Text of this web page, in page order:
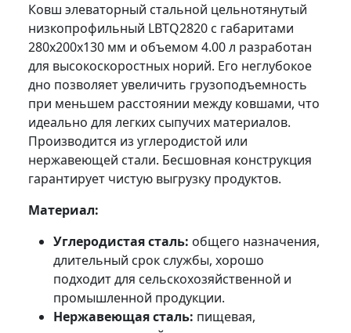
Ковш элеваторный стальной цельнотянутый
низкопрофильный LBTQ2820 с габаритами
280x200x130 мм и объемом 4.00 л разработан
для высокоскоростных норий. Его неглубокое
дно позволяет увеличить грузоподъемность
при меньшем расстоянии между ковшами, что
идеально для легких сыпучих материалов.
Производится из углеродистой или
нержавеющей стали. Бесшовная конструкция
гарантирует чистую выгрузку продуктов.
Материал:
Углеродистая сталь: общего назначения,
длительный срок службы, хорошо
подходит для сельскохозяйственной и
промышленной продукции.
Нержавеющая сталь: пищевая,